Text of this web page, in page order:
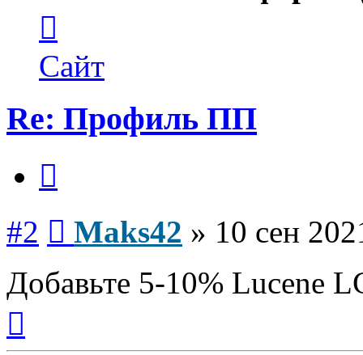
пользователя
Maks42
Сайт
Re: Профиль ПП
#2 Maks42 » 10 сен
Добавьте 5-10% Lucene
началу